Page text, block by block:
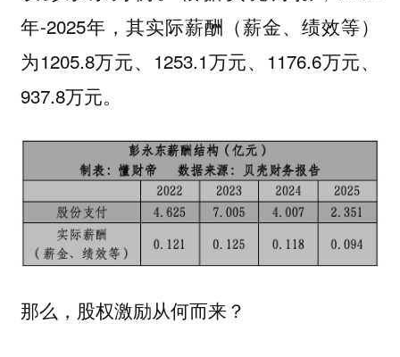
年-2025年，其实际薪酬（薪金、绩效等）
为1205.8万元、1253.1万元、1176.6万元、
937.8万元。
那么，股权激励从何而来？